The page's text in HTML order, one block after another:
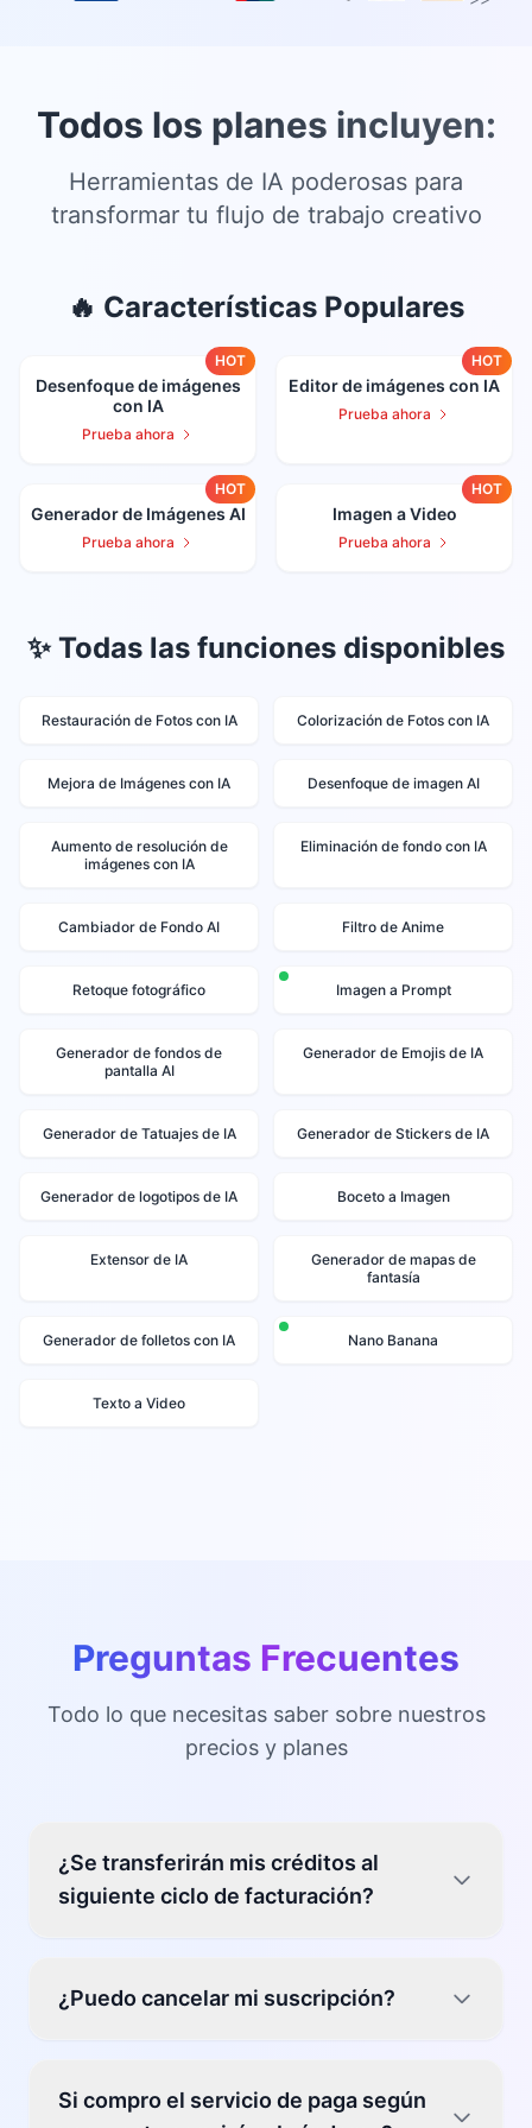
Todos los planes incluyen:
Herramientas de IA poderosas para
transformar tu flujo de trabajo creativo
🔥 Características Populares
HOT
Desenfoque de imágenes
con IA
Prueba ahora
HOT
Editor de imágenes con IA
Prueba ahora
HOT
Generador de Imágenes AI
Prueba ahora
HOT
Imagen a Video
Prueba ahora
✨ Todas las funciones disponibles
Restauración de Fotos con IA Colorización de Fotos con IA
Mejora de Imágenes con IA Desenfoque de imagen AI
Aumento de resolución de
imágenes con IA
Eliminación de fondo con IA
Cambiador de Fondo AI Filtro de Anime
Retoque fotográfico Imagen a Prompt
Generador de fondos de
pantalla AI
Generador de Emojis de IA
Generador de Tatuajes de IA Generador de Stickers de IA
Generador de logotipos de IA Boceto a Imagen
Extensor de IA
Generador de mapas de
fantasía
Generador de folletos con IA Nano Banana
Texto a Video
Preguntas Frecuentes
Todo lo que necesitas saber sobre nuestros
precios y planes
¿Se transferirán mis créditos al
siguiente ciclo de facturación?
créditos no utilizados de tu plan mensual o
dentro del período de suscripción actual para
¿Puedo cancelar mi suscripción?
momento enviándonos un correo electrónico
Si compro el servicio de paga según